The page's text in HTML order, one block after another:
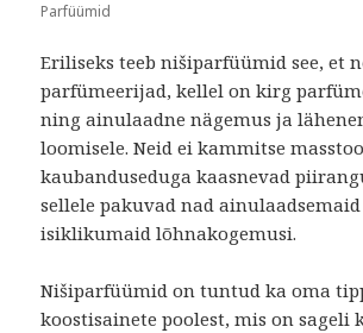
Parfüümid
Eriliseks teeb nišiparfüümid see, et
parfümeerijad, kellel on kirg
ning ainulaadne nägemus ja
loomisele. Neid ei kammitse
kaubanduseduga kaasnevad
sellele pakuvad nad
isiklikumaid lõhnakogemusi.
Nišiparfüümid on tuntud ka oma
koostisainete poolest, mis on sageli